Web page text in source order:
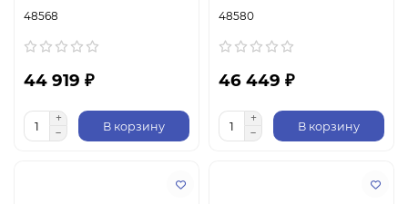
48568
44 919 ₽
В корзину
48580
46 449 ₽
В корзину